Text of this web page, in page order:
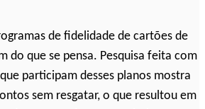
de fidelidade de cartões de
do que se pensa. Pesquisa feita com
participam desses planos mostra
sem resgatar, o que resultou em